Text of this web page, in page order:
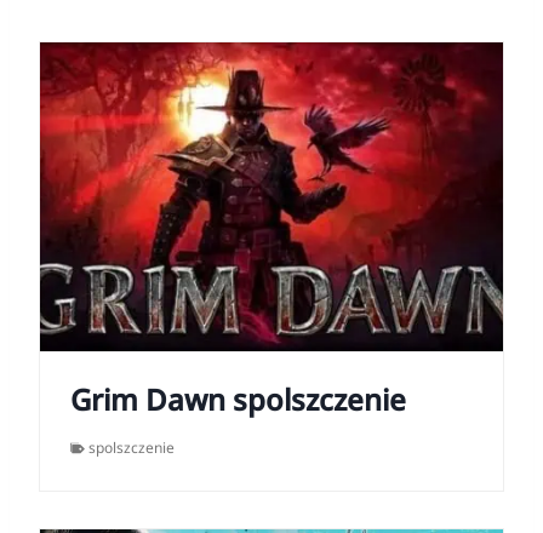
Grim Dawn spolszczenie
spolszczenie